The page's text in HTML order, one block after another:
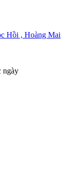
Hồi , Hoàng Mai
ngày